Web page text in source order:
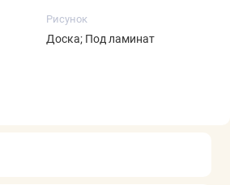
Рисунок
Доска; Под ламинат